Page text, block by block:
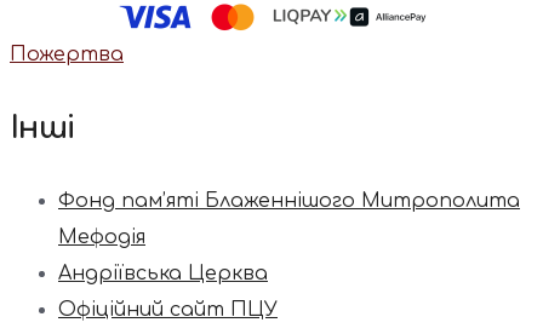
Пожертва
Інші
Фонд пам’яті Блаженнішого Митрополита
Мефодія
Андріївська Церква
Офіційний сайт ПЦУ